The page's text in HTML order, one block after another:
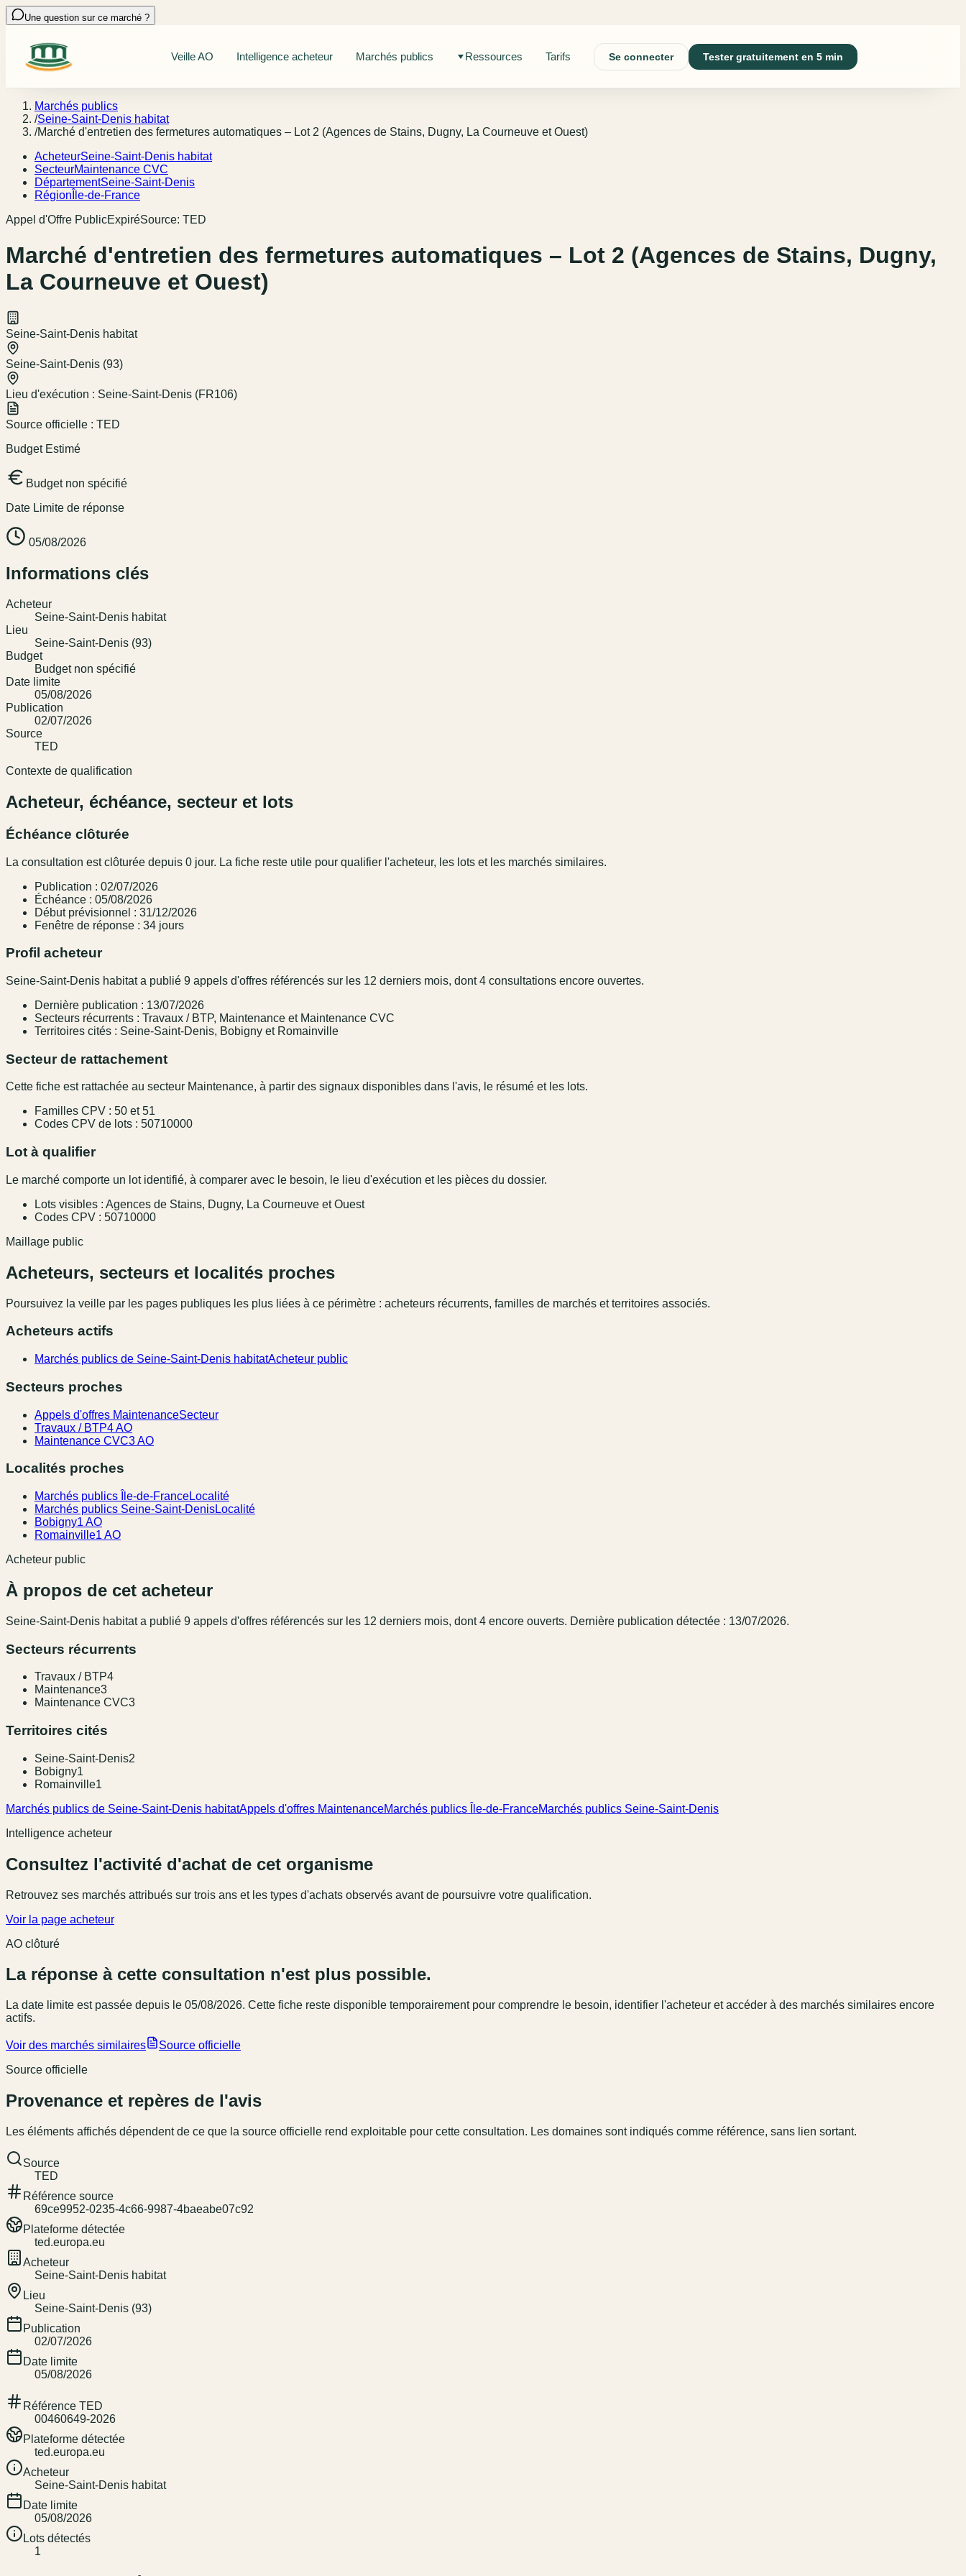
Une question sur ce marché ?
Veille AO Intelligence acheteur Marchés publics Ressources Tarifs Se connecter Tester gratuitement en 5 min
Marchés publics
/Seine-Saint-Denis habitat
/Marché d'entretien des fermetures automatiques – Lot 2 (Agences de Stains, Dugny, La Courneuve et Ouest)
AcheteurSeine-Saint-Denis habitat
SecteurMaintenance CVC
DépartementSeine-Saint-Denis
Région Île-de-France
Appel d'Offre PublicExpiréSource: TED
Marché d'entretien des fermetures automatiques – Lot 2 (Agences de Stains, Dugny,
La Courneuve et Ouest)
Seine-Saint-Denis habitat
Seine-Saint-Denis (93)
Lieu d'exécution : Seine-Saint-Denis (FR106)
Source officielle : TED
Budget Estimé
Budget non spécifié
Date Limite de réponse
05/08/2026
Informations clés
Acheteur
Seine-Saint-Denis habitat
Lieu
Seine-Saint-Denis (93)
Budget
Budget non spécifié
Date limite
05/08/2026
Publication
02/07/2026
Source
TED
Contexte de qualification
Acheteur, échéance, secteur et lots
Échéance clôturée
La consultation est clôturée depuis 0 jour. La fiche reste utile pour qualifier l'acheteur, les lots et les marchés similaires.
Publication : 02/07/2026
Échéance : 05/08/2026
Début prévisionnel : 31/12/2026
Fenêtre de réponse : 34 jours
Profil acheteur
Seine-Saint-Denis habitat a publié 9 appels d'offres référencés sur les 12 derniers mois, dont 4 consultations encore ouvertes.
Dernière publication : 13/07/2026
Secteurs récurrents : Travaux / BTP, Maintenance et Maintenance CVC
Territoires cités : Seine-Saint-Denis, Bobigny et Romainville
Secteur de rattachement
Cette fiche est rattachée au secteur Maintenance, à partir des signaux disponibles dans l'avis, le résumé et les lots.
Familles CPV : 50 et 51
Codes CPV de lots : 50710000
Lot à qualifier
Le marché comporte un lot identifié, à comparer avec le besoin, le lieu d'exécution et les pièces du dossier.
Lots visibles : Agences de Stains, Dugny, La Courneuve et Ouest
Codes CPV : 50710000
Maillage public
Acheteurs, secteurs et localités proches
Poursuivez la veille par les pages publiques les plus liées à ce périmètre : acheteurs récurrents, familles de marchés et territoires associés.
Acheteurs actifs
Marchés publics de Seine-Saint-Denis habitatAcheteur public
Secteurs proches
Appels d'offres MaintenanceSecteur
Travaux / BTP4 AO
Maintenance CVC3 AO
Localités proches
Marchés publics Île-de-FranceLocalité
Marchés publics Seine-Saint-DenisLocalité
Bobigny1 AO
Romainville1 AO
Acheteur public
À propos de cet acheteur
Seine-Saint-Denis habitata publié 9 appel s d'offres référencés sur les 12 derniers mois, dont 4 encore ouverts. Dernière publication détectée : 13/07/2026.
Secteurs récurrents
Travaux / BTP4
Maintenance3
Maintenance CVC3
Territoires cités
Seine-Saint-Denis2
Bobigny1
Romainville1
Marchés publics de Seine-Saint-Denis habitatAppels d'offres MaintenanceMarchés publics Île-de-FranceMarchés publics Seine-Saint-Denis
Intelligence acheteur
Consultez l'activité d'achat de cet organisme
Retrouvez ses marchés attribués sur trois ans et les types d'achats observés avant de poursuivre votre qualification.
Voir la page acheteur
AO clôturé
La réponse à cette consultation n'est plus possible.
La date limite est passée depuis le 05/08/2026. Cette fiche reste disponible temporairement pour comprendre le besoin, identifier l'acheteur et accéder à des marchés similaires encore
actifs.
Voir des marchés similaires
Source officielle
Source officielle
Provenance et repères de l'avis
Les éléments affichés dépendent de ce que la source officielle rend exploitable pour cette consultation. Les domaines sont indiqués comme référence, sans lien sortant.
Source
TED
Référence source
69ce9952-0235-4c66-9987-4baeabe07c92
Plateforme détectée
ted.europa.eu
Acheteur
Seine-Saint-Denis habitat
Lieu
Seine-Saint-Denis (93)
Publication
02/07/2026
Date limite
05/08/2026
Référence TED
00460649-2026
Plateforme détectée
ted.europa.eu
Acheteur
Seine-Saint-Denis habitat
Date limite
05/08/2026
Lots détectés
1